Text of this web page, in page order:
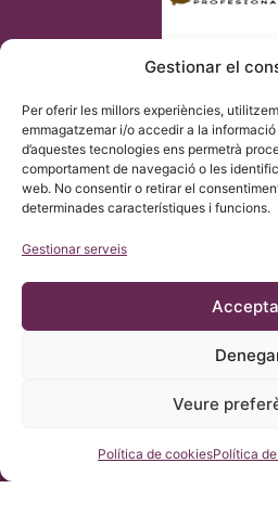
Gestionar el
Per oferir les millors experiències,
emmagatzemar i/o accedir a la
d’aquestes tecnologies ens permetrà
comportament de navegació o les
web. No consentir o retirar el
determinades característiques i funcions.
Gestionar serveis
Veure
Política de cookiesPolítica
compleix amb el que s’estableix en
(RGPD).
& Siringomielia & Escoliosis de
facilitar la seva comprensió a